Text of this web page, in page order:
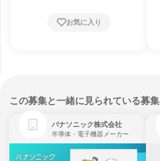
お気に入り
この募集と一緒に見られている募集
パナソニック株式会社
半導体・電子機器メーカー